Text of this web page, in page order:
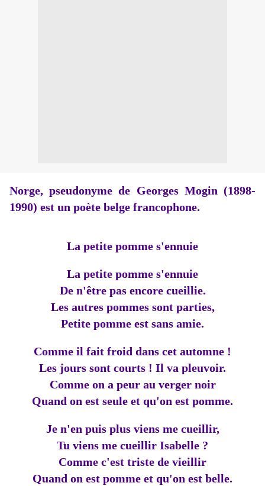
Norge, pseudonyme de Georges Mogin (1898-
1990) est un poète belge francophone.
La petite pomme s'ennuie
La petite pomme s'ennuie
De n'être pas encore cueillie.
Les autres pommes sont parties,
Petite pomme est sans amie.
Comme il fait froid dans cet automne !
Les jours sont courts ! Il va pleuvoir.
Comme on a peur au verger noir
Quand on est seule et qu'on est pomme.
Je n'en puis plus viens me cueillir,
Tu viens me cueillir Isabelle ?
Comme c'est triste de vieillir
Quand on est pomme et qu'on est belle.